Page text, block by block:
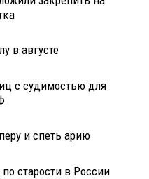
в августе
с судимостью для
и спеть арию
старости в России